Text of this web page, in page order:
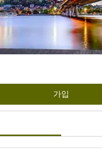
가입